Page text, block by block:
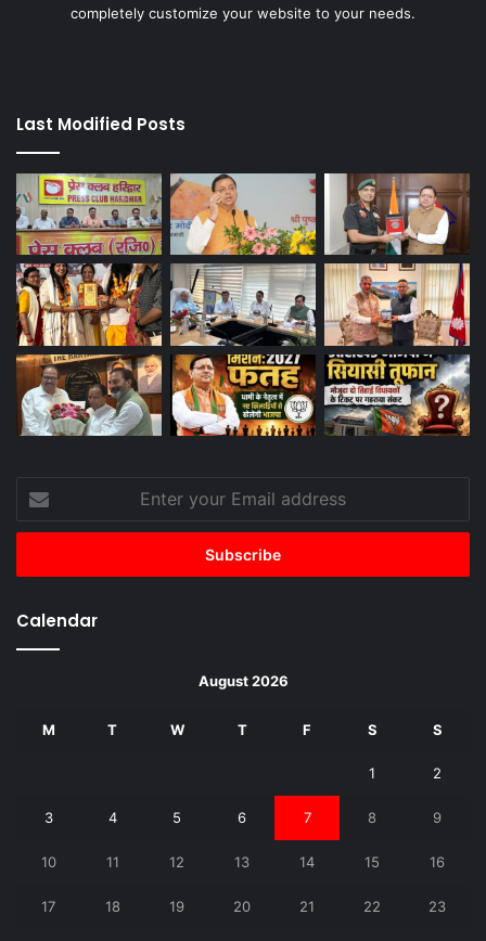
completely customize your website to your needs.
Last Modified Posts
your
Email
Calendar
August 2026
M T W T F S S
1 2
3 4 5 6 7 8 9
10 11 12 13 14 15 16
17 18 19 20 21 22 23